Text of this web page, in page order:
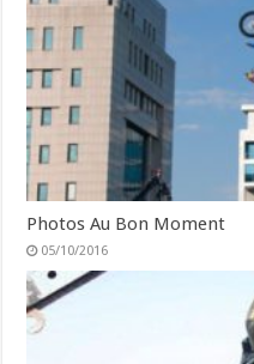
Photos Au Bon Moment
05/10/2016